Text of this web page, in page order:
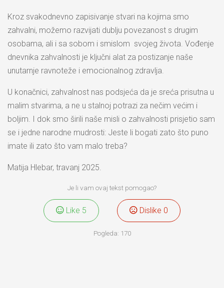
Kroz svakodnevno zapisivanje stvari na kojima smo
zahvalni, možemo razvijati dublju povezanost s drugim
osobama, ali i sa sobom i smislom svojeg života. Vođenje
dnevnika zahvalnosti je ključni alat za postizanje naše
unutarnje ravnoteže i emocionalnog zdravlja.
U konačnici, zahvalnost nas podsjeća da je sreća prisutna u
malim stvarima, a ne u stalnoj potrazi za nečim većim i
boljim. I dok smo širili naše misli o zahvalnosti prisjetio sam
se i jedne narodne mudrosti: Jeste li bogati zato što puno
imate ili zato što vam malo treba?
Matija Hlebar, travanj 2025.
Je li vam ovaj tekst pomogao?
Like 5 Dislike 0
Pogleda: 170